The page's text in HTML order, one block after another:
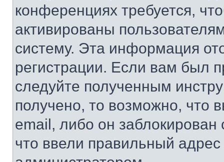
конференциях требуется,
активированы
систему. Эта информация
регистрации. Если вам был
следуйте полученным
получено, то возможно, что
email, либо он
что ввели правильный адрес